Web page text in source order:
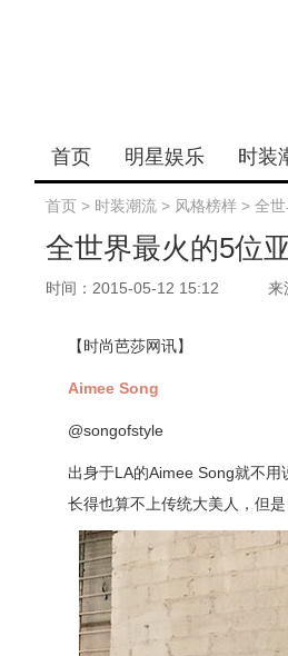
首页 明星娱乐 时装
首页 > 时装潮流 > 风格榜样 > 全
全世界最火的5位
时间：2015-05-12 15:12 来
【时尚芭莎网讯】
Aimee Song
@songofstyle
出身于LA的Aimee Song就不用
长得也算不上传统大美人，但